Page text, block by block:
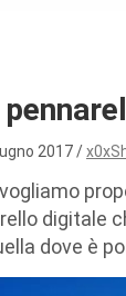
2017
digitale
dove è